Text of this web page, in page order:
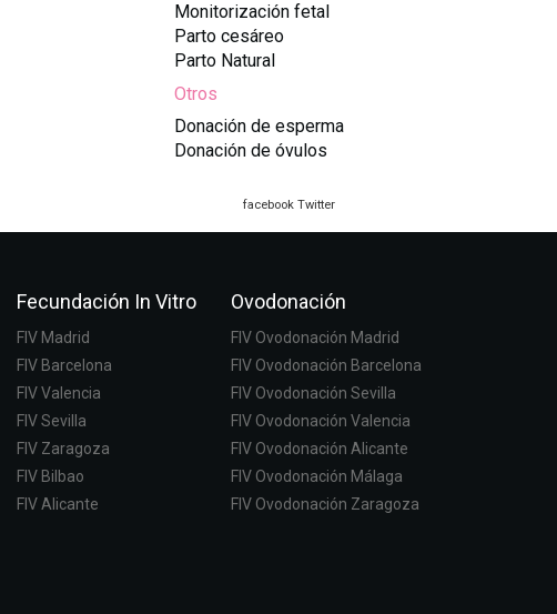
Monitorización fetal
Parto cesáreo
Parto Natural
Otros
Donación de esperma
Donación de óvulos
facebook Twitter
Fecundación In Vitro
FIV Madrid
FIV Barcelona
FIV Valencia
FIV Sevilla
FIV Zaragoza
FIV Bilbao
FIV Alicante
Ovodonación
FIV Ovodonación Madrid
FIV Ovodonación Barcelona
FIV Ovodonación Sevilla
FIV Ovodonación Valencia
FIV Ovodonación Alicante
FIV Ovodonación Málaga
FIV Ovodonación Zaragoza